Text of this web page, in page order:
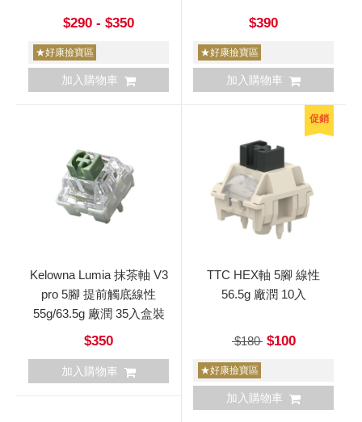
$290 - $350
★好康撿寶區
加入購物車
$390
★好康撿寶區
加入購物車
Kelowna Lumia 抹茶軸 V3
pro 5腳 提前觸底線性
55g/63.5g 廠潤 35入盒裝
$350
加入購物車
促銷
TTC HEX軸 5腳 線性
56.5g 廠潤 10入
$180$100
★好康撿寶區
加入購物車